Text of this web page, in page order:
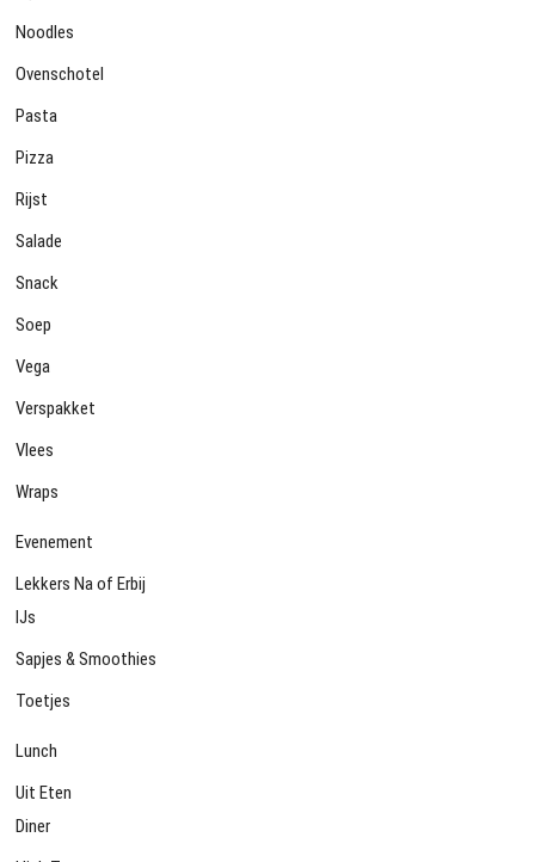
Noodles
Ovenschotel
Pasta
Pizza
Rijst
Salade
Snack
Soep
Vega
Verspakket
Vlees
Wraps
Evenement
Lekkers Na of Erbij
IJs
Sapjes & Smoothies
Toetjes
Lunch
Uit Eten
Diner